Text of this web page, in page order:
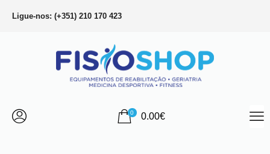
Ligue-nos: (+351) 210 170 423
0 0.00€